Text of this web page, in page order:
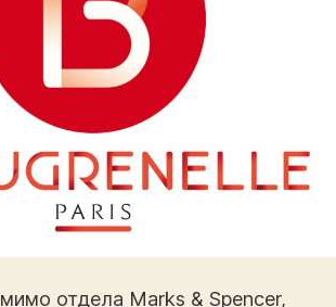
отдела Marks & Spencer,